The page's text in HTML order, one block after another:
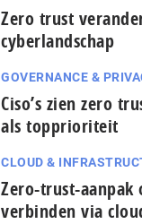
Zero trust
cyberlandschap
GOVERNANCE &
Ciso’s zien zero
als topprioriteit
CLOUD &
Zero-trust-aanpak
verbinden via